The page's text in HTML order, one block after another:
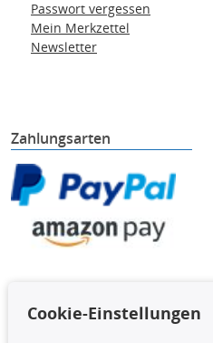
Passwort vergessen
Mein Merkzettel
Newsletter
Zahlungsarten
Cookie-Einstellungen